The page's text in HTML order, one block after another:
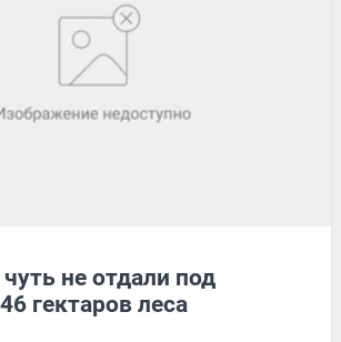
не отдали под
гектаров леса